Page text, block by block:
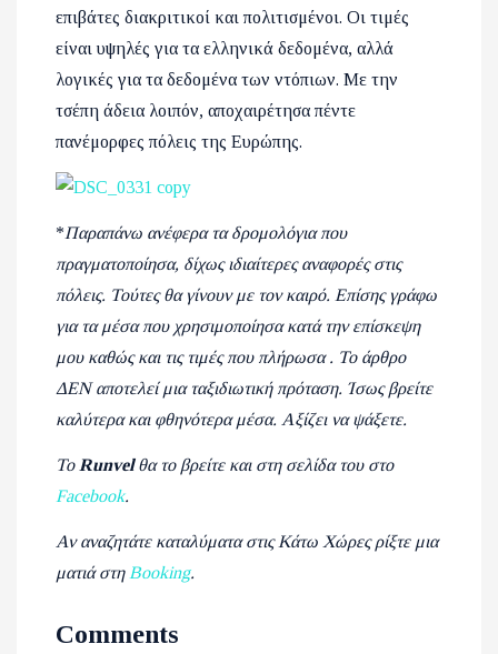
επιβάτες διακριτικοί και πολιτισμένοι. Οι τιμές
είναι υψηλές για τα ελληνικά δεδομένα, αλλά
λογικές για τα δεδομένα των ντόπιων. Με την
τσέπη άδεια λοιπόν, αποχαιρέτησα πέντε
πανέμορφες πόλεις της Ευρώπης.
*Παραπάνω ανέφερα τα δρομολόγια που
πραγματοποίησα, δίχως ιδιαίτερες αναφορές στις
πόλεις. Τούτες θα γίνουν με τον καιρό. Επίσης γράφω
για τα μέσα που χρησιμοποίησα κατά την επίσκεψη
μου καθώς και τις τιμές που πλήρωσα . Το άρθρο
ΔΕΝ αποτελεί μια ταξιδιωτική πρόταση. Ίσως βρείτε
καλύτερα και φθηνότερα μέσα. Αξίζει να ψάξετε.
ΤοRunvelθα το βρείτε και στη σελίδα του στο
Facebook.
Αν αναζητάτε καταλύματα στις Κάτω Χώρες ρίξτε μια
ματιά στηBooking.
Comments